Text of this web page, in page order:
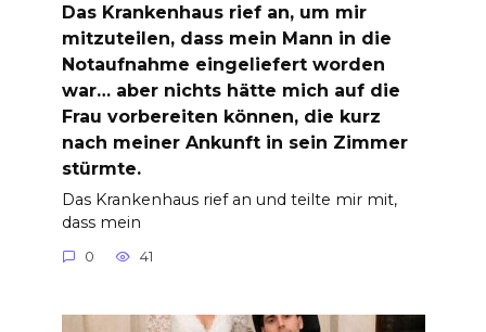
Das Krankenhaus rief an, um mir
mitzuteilen, dass mein Mann in die
Notaufnahme eingeliefert worden
war… aber nichts hätte mich auf die
Frau vorbereiten können, die kurz
nach meiner Ankunft in sein Zimmer
stürmte.
Das Krankenhaus rief an und teilte mir mit,
dass mein
0 41